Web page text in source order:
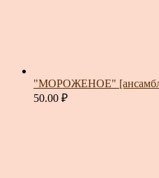
"МОРОЖЕНОЕ"
50.00 ₽